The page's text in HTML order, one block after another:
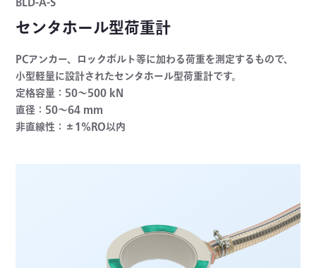
BLD-A-S
センタホール型荷重計
PCアンカー、ロックボルト等に加わる荷重を測定するもので、
小型軽量に設計されたセンタホール型荷重計です。
定格容量：50～500 kN
直径：50～64 mm
非直線性：±1%RO以内